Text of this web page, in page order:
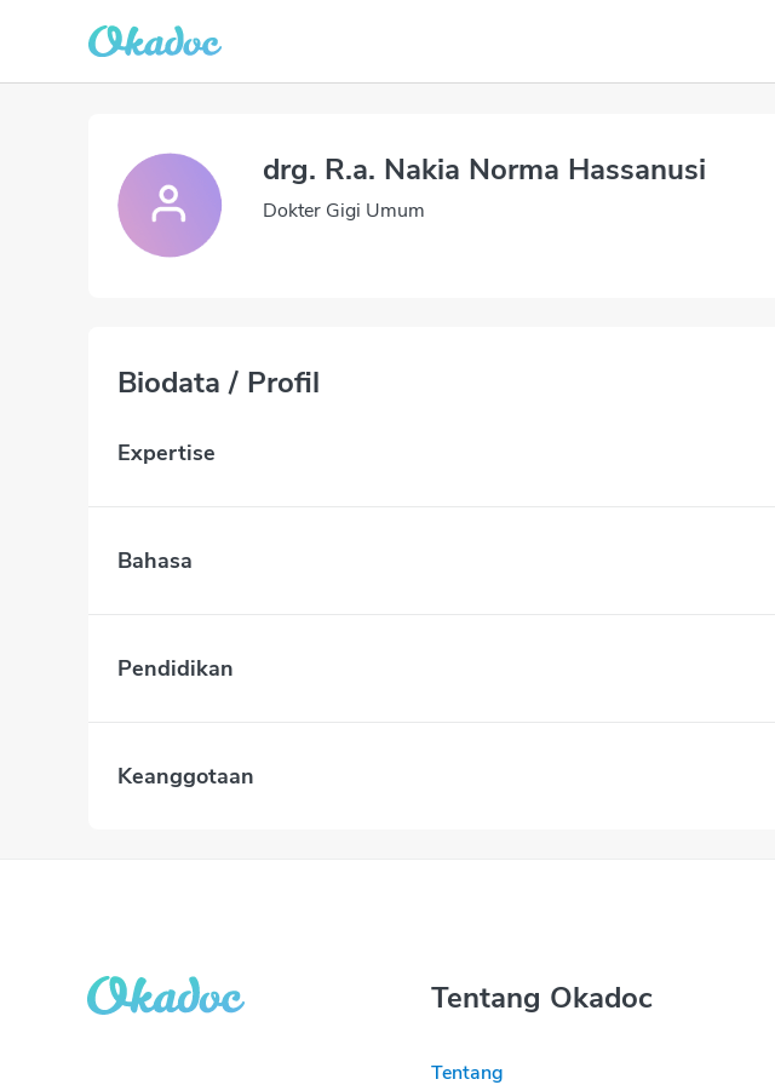
drg. R.a. Nakia Norma Hassanusi
Dokter Gigi Umum
Biodata / Profil
Expertise
Bahasa
Pendidikan
Keanggotaan
Tentang Okadoc
Tentang